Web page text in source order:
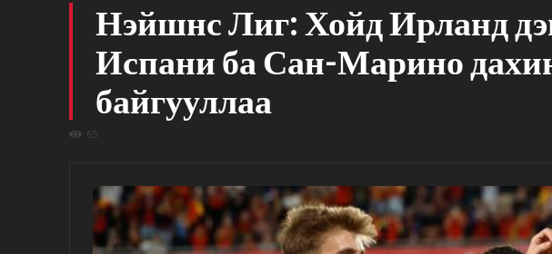
Нэйшнс Лиг: Хойд Ирланд
Испани ба Сан-Марино
байгууллаа
65